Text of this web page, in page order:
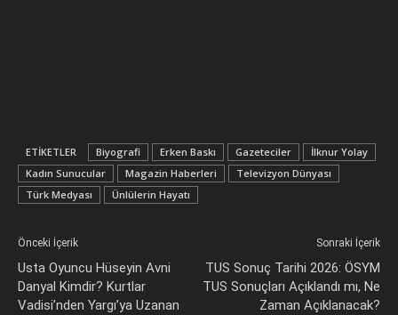
ETIKETLER Biyografi Erken Baskı Gazeteciler
İlknur Yolay
Kadın Sunucular
Magazin Haberleri
Televizyon Dünyası
Türk Medyası
Ünlülerin Hayatı
Önceki İçerik
Usta Oyuncu Hüseyin Avni
Danyal Kimdir? Kurtlar
Vadisi’nden Yargı’ya Uzanan
Sonraki İçerik
TUS Sonuç Tarihi 2026: ÖSYM
TUS Sonuçları Açıklandı mı, Ne
Zaman Açıklanacak?